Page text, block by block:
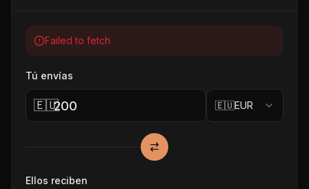
Failed to fetch
Tú envías
🇪🇺 🇪🇺EUR
Ellos reciben